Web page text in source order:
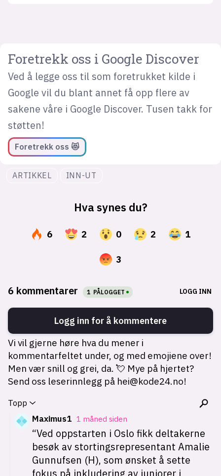
Foretrekk oss i Google Discover
Ved å legge oss til som foretrukket kilde i
Google vil du blant annet få opp flere av
sakene våre i Google Discover. Tusen takk for
støtten!
Foretrekk oss 😻
ARTIKKEL INN-UT